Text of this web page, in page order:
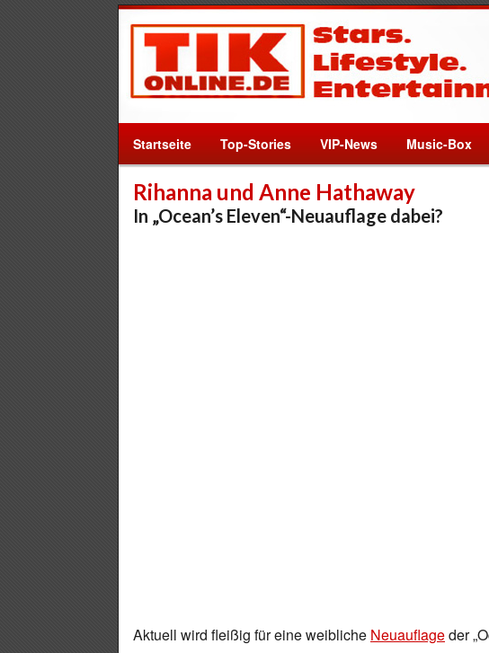
Startseite Top-Stories VIP-News Music-Box
Rihanna und Anne Hathaway
In „Ocean’s Eleven“-Neuauflage dabei?
Aktuell wird fleißig für eine weibliche Neuauflageder